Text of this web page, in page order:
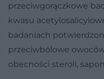
przeciwgorączkowe
kwasu
badaniach
przeciwbólowe
obecności steroli,